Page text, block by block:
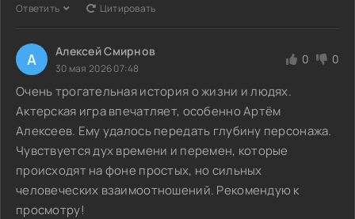
Ответить Цитировать
А Алексей Смирнов
30 мая 2026 07:48
0 0
Очень трогательная история о жизни и людях.
Актерская игра впечатляет, особенно Артём
Алексеев. Ему удалось передать глубину персонажа.
Чувствуется дух времени и перемен, которые
происходят на фоне простых, но сильных
человеческих взаимоотношений. Рекомендую к
просмотру!